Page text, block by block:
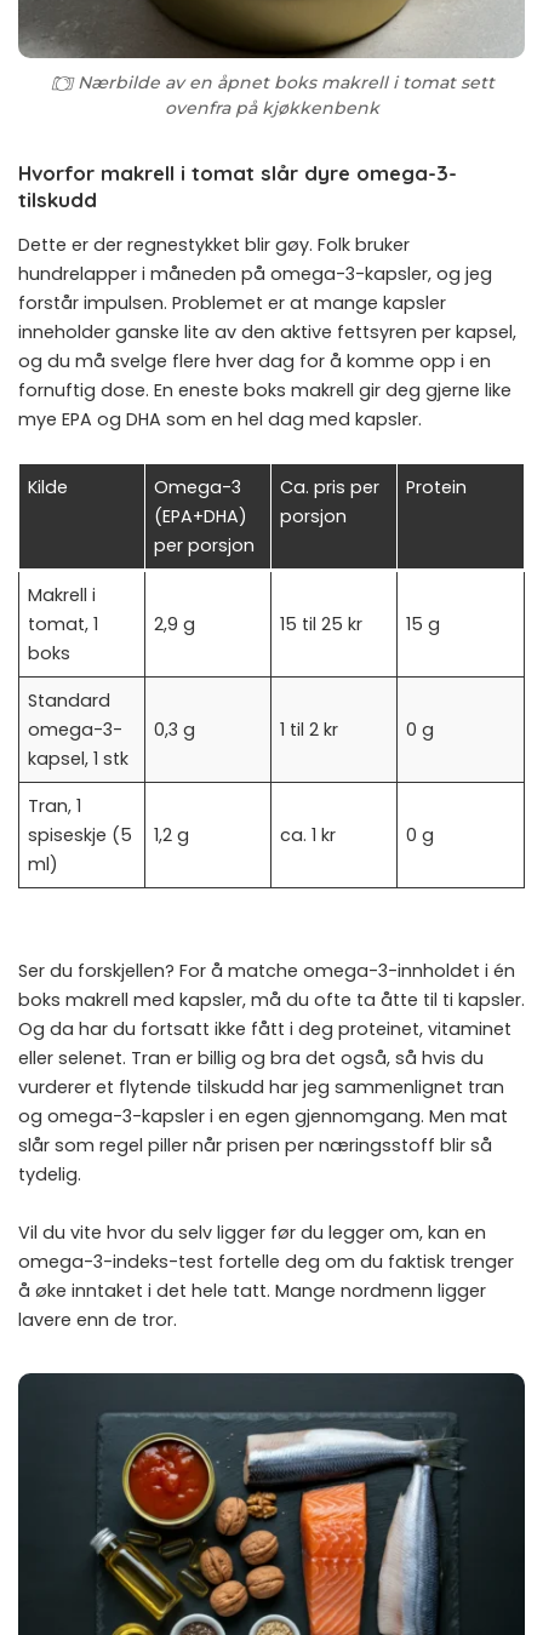
Nærbilde av en åpnet boks makrell i tomat sett
ovenfra på kjøkkenbenk
Hvorfor makrell i tomat slår dyre omega-3-
tilskudd
Dette er der regnestykket blir gøy. Folk bruker
hundrelapper i måneden på omega-3-kapsler, og jeg
forstår impulsen. Problemet er at mange kapsler
inneholder ganske lite av den aktive fettsyren per kapsel,
og du må svelge flere hver dag for å komme opp i en
fornuftig dose. En eneste boks makrell gir deg gjerne like
mye EPA og DHA som en hel dag med kapsler.
Kilde
Omega-3
(EPA+DHA)
per porsjon
Ca. pris per
porsjon
Protein
Makrell i
tomat, 1
boks
2,9 g 15 til 25 kr 15 g
Standard
omega-3-
kapsel, 1 stk
0,3 g 1 til 2 kr 0 g
Tran, 1
spiseskje (5
ml)
1,2 g ca. 1 kr 0 g
Ser du forskjellen? For å matche omega-3-innholdet i én
boks makrell med kapsler, må du ofte ta åtte til ti kapsler.
Og da har du fortsatt ikke fått i deg proteinet, vitaminet
eller selenet. Tran er billig og bra det også, så hvis du
vurderer et flytende tilskudd har jeg sammenlignet tran
og omega-3-kapsler i en egen gjennomgang. Men mat
slår som regel piller når prisen per næringsstoff blir så
tydelig.
Vil du vite hvor du selv ligger før du legger om, kan en
omega-3-indeks-test fortelle deg om du faktisk trenger
å øke inntaket i det hele tatt. Mange nordmenn ligger
lavere enn de tror.